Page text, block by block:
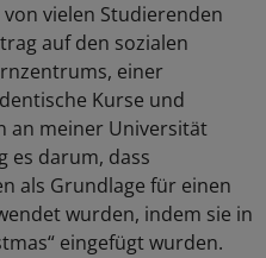
vielen Studierenden
auf den sozialen
einer
Kurse und
an meiner Universität
es darum, dass
als Grundlage für einen
wurden, indem sie in
eingefügt wurden.